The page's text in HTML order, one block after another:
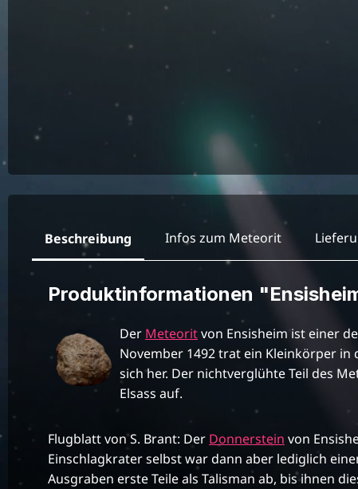
Beschreibung Infos zum Meteorit
Produktinformationen
Der Meteoritvon Ensisheim ist einer
November 1492 trat ein Kleinkörper
sich her. Der nichtverglühte Teil des
Elsass auf.
Flugblatt von S. Brant: Der Donnerstein von
Einschlagkrater selbst war dann aber lediglich
Ausgraben erste Teile als Talisman ab, bis ihnen